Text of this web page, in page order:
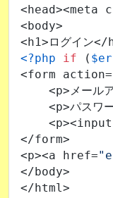
<head><meta
<body>
<?php
if (
<form action=
<p>メール
<p>パスワ
</form>
<p><a href=
</body>